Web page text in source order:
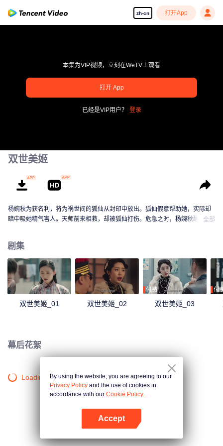
zh-cn 打开App
pay limit
本集为VIP视频，立刻在WeTV上观看
打开 App
已经是VIP用户？ 登录
双世美姬
杨婉秋为获名利，将为祸世间的狐仙从封印中放出。狐仙假意帮助她，实际却
暗中吸她精气害人。天师前来相救，却被狐仙打伤。危急之时，杨婉秋醒悟发
全部
剧集
双世美姬_01 双世美姬_02
付费
双世美姬_03
付
幕后花絮
Loading…By using the website, you are agreeing to our
Privacy Policy and the use of cookies in
accordance with our Cookie Policy.
Accept